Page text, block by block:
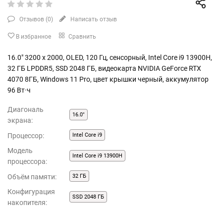
Отзывов (0) Написать отзыв
В избранное Сравнить
16.0" 3200 x 2000, OLED, 120 Гц, сенсорный, Intel Core i9 13900H,
32 ГБ LPDDR5, SSD 2048 ГБ, видеокарта NVIDIA GeForce RTX
4070 8ГБ, Windows 11 Pro, цвет крышки черный, аккумулятор
96 Вт·ч
Диагональ
экрана:
16.0"
Процессор: Intel Core i9
Модель
процессора:
Intel Core i9 13900H
Объём памяти: 32 ГБ
Конфигурация
накопителя:
SSD 2048 ГБ